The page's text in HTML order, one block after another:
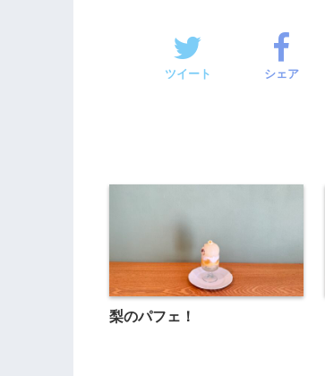
ツイート シェア
梨のパフェ！